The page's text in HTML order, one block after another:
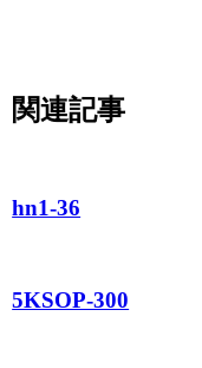
関連記事
hn1-36
5KSOP-300